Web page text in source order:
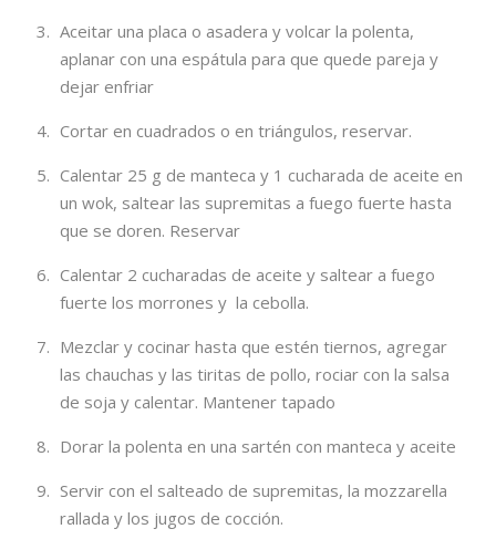
Aceitar una placa o asadera y volcar la polenta,
aplanar con una espátula para que quede pareja y
dejar enfriar
Cortar en cuadrados o en triángulos, reservar.
Calentar 25 g de manteca y 1 cucharada de aceite en
un wok, saltear las supremitas a fuego fuerte hasta
que se doren. Reservar
Calentar 2 cucharadas de aceite y saltear a fuego
fuerte los morrones y la cebolla.
Mezclar y cocinar hasta que estén tiernos, agregar
las chauchas y las tiritas de pollo, rociar con la salsa
de soja y calentar. Mantener tapado
Dorar la polenta en una sartén con manteca y aceite
Servir con el salteado de supremitas, la mozzarella
rallada y los jugos de cocción.